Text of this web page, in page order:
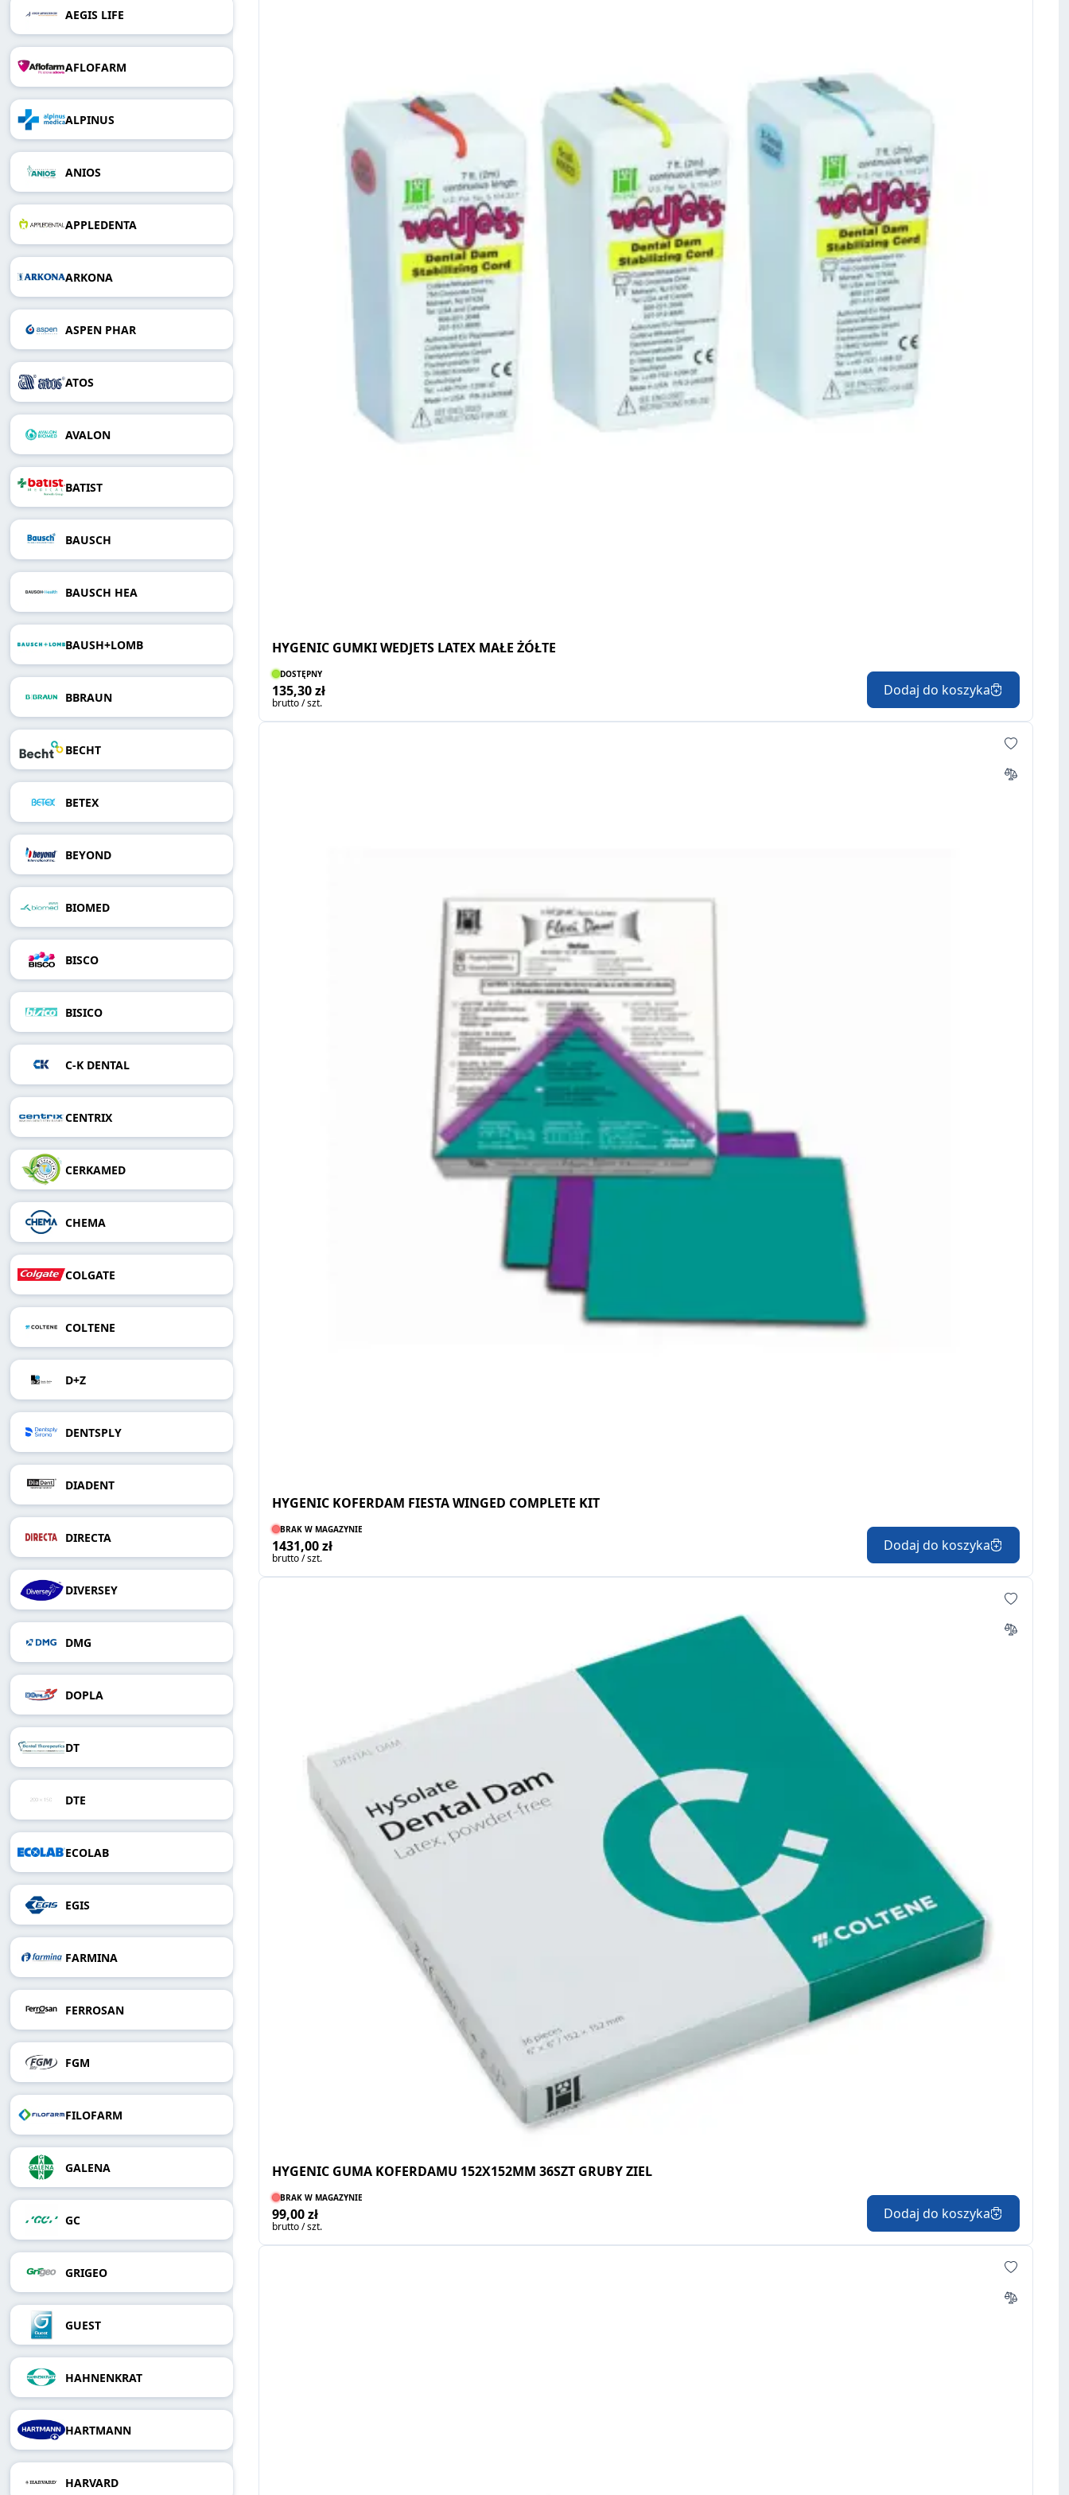
HYGENIC GUMKI WEDJETS LATEX MAŁE ŻÓŁTE
DOSTĘPNY
135,30 zł
brutto / szt.
Dodaj do koszyka
HYGENIC KOFERDAM FIESTA WINGED COMPLETE KIT
BRAK W MAGAZYNIE
1431,00 zł
brutto / szt.
Dodaj do koszyka
HYGENIC GUMA KOFERDAMU 152X152MM 36SZT GRUBY ZIEL
BRAK W MAGAZYNIE
99,00 zł
brutto / szt.
Dodaj do koszyka
AEGIS LIFE
AFLOFARM
ALPINUS
ANIOS
APPLEDENTA
ARKONA
ASPEN PHAR
ATOS
AVALON
BATIST
BAUSCH
BAUSCH HEA
BAUSH+LOMB
BBRAUN
BECHT
BETEX
BEYOND
BIOMED
BISCO
BISICO
C-K DENTAL
CENTRIX
CERKAMED
CHEMA
COLGATE
COLTENE
D+Z
DENTSPLY
DIADENT
DIRECTA
DIVERSEY
DMG
DOPLA
DT
DTE
ECOLAB
EGIS
FARMINA
FERROSAN
FGM
FILOFARM
GALENA
GC
GRIGEO
GUEST
HAHNENKRAT
HARTMANN
HARVARD